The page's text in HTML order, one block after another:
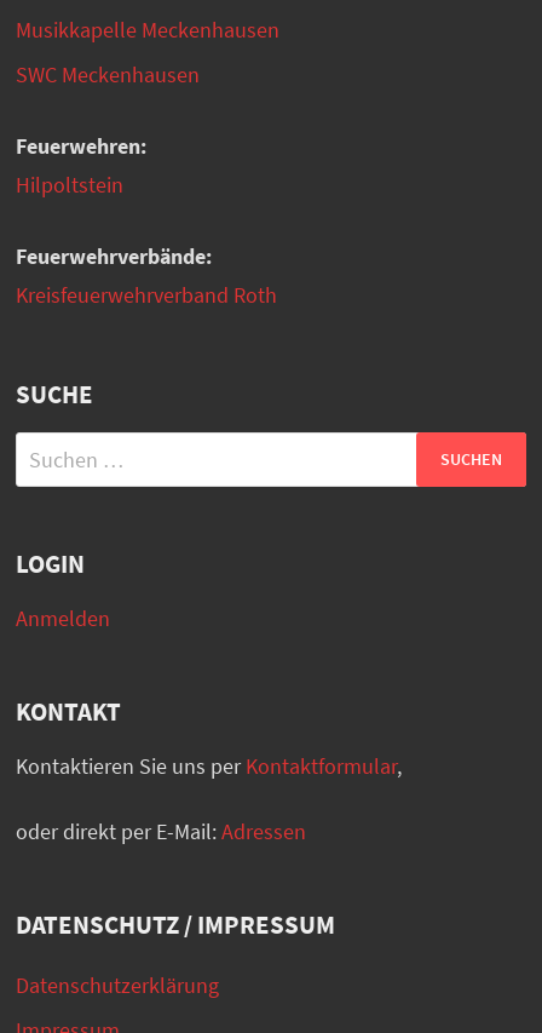
Musikkapelle Meckenhausen
SWC Meckenhausen
Feuerwehren:
Hilpoltstein
Feuerwehrverbände:
Kreisfeuerwehrverband Roth
SUCHE
Suchen
nach:
LOGIN
Anmelden
KONTAKT
Kontaktieren Sie uns perKontaktformular,
oder direkt per E-Mail:Adressen
DATENSCHUTZ / IMPRESSUM
Datenschutzerklärung